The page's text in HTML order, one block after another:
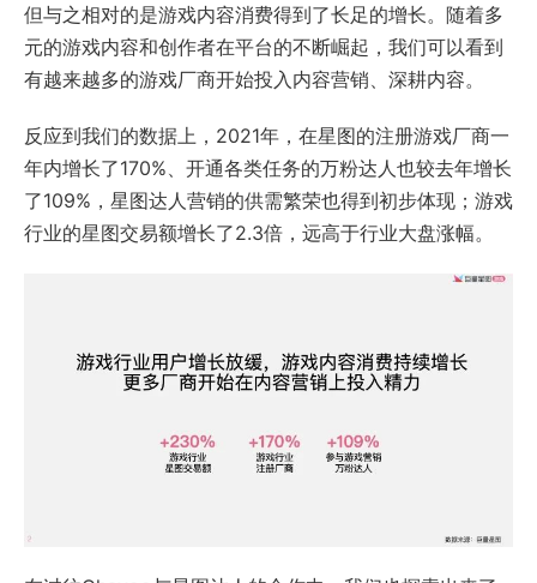
但与之相对的是游戏内容消费得到了长足的增长。随着多
元的游戏内容和创作者在平台的不断崛起，我们可以看到
有越来越多的游戏厂商开始投入内容营销、深耕内容。
反应到我们的数据上，2021年，在星图的注册游戏厂商一
年内增长了170%、开通各类任务的万粉达人也较去年增长
了109%，星图达人营销的供需繁荣也得到初步体现；游戏
行业的星图交易额增长了2.3倍，远高于行业大盘涨幅。